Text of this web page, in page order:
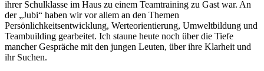
ihrer Schulklasse im Haus zu einem Teamtraining zu Gast war. An
der „Jubi“ haben wir vor allem an den Themen
Persönlichkeitsentwicklung, Werteorientierung, Umweltbildung und
Teambuilding gearbeitet. Ich staune heute noch über die Tiefe
mancher Gespräche mit den jungen Leuten, über ihre Klarheit und
ihr Suchen.